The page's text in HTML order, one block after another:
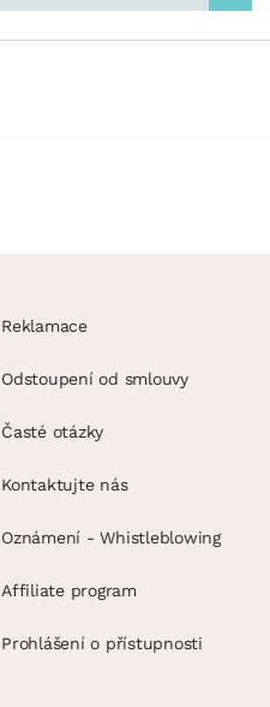
Reklamace
Odstoupení od smlouvy
Časté otázky
Kontaktujte nás
Oznámení - Whistleblowing
Affiliate program
Prohlášení o přístupnosti